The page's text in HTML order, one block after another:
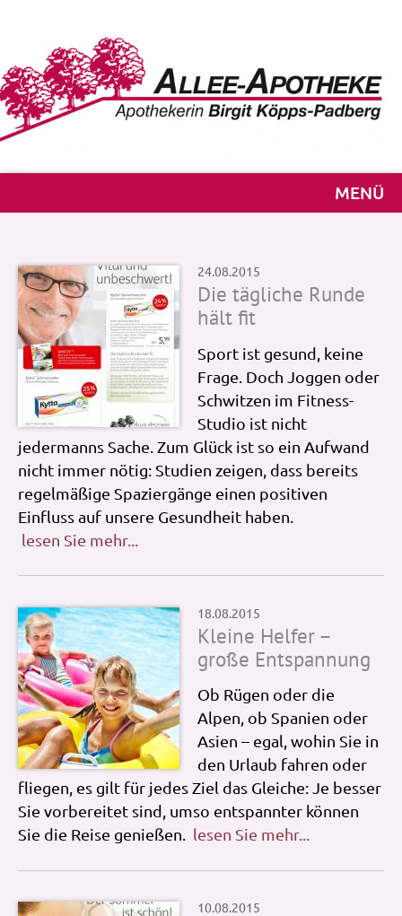
MENÜ
24.08.2015
Die tägliche Runde
hält fit
Sport ist gesund, keine
Frage. Doch Joggen oder
Schwitzen im Fitness-
Studio ist nicht
jedermanns Sache. Zum Glück ist so ein Aufwand
nicht immer nötig: Studien zeigen, dass bereits
regelmäßige Spaziergänge einen positiven
Einfluss auf unsere Gesundheit haben.
lesen Sie mehr...
18.08.2015
Kleine Helfer –
große Entspannung
Ob Rügen oder die
Alpen, ob Spanien oder
Asien – egal, wohin Sie in
den Urlaub fahren oder
fliegen, es gilt für jedes Ziel das Gleiche: Je besser
Sie vorbereitet sind, umso entspannter können
Sie die Reise genießen. lesen Sie mehr...
10.08.2015